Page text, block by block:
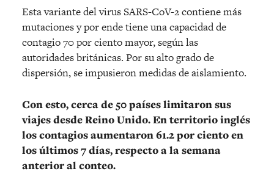
Esta variante del virus SARS-CoV-2 contiene más
mutaciones y por ende tiene una capacidad de
contagio 70 por ciento mayor, según las
autoridades británicas. Por su alto grado de
dispersión, se impusieron medidas de aislamiento.
Con esto, cerca de 50 países limitaron sus
viajes desde Reino Unido. En territorio inglés
los contagios aumentaron 61.2 por ciento en
los últimos 7 días, respecto a la semana
anterior al conteo.